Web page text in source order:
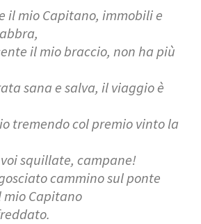
il mio Capitano, immobili e
il mio braccio, non ha più
sana e salva, il viaggio è
tremendo col premio vinto la
squillate, campane!
cammino sul ponte
mio Capitano